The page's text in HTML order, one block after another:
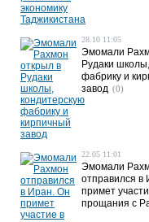
28.10 11:05
Эмомали
Рудаки
фабрику и
завод (0)
22.05 11:01
Эмомали
отправился в
примет
прощания с